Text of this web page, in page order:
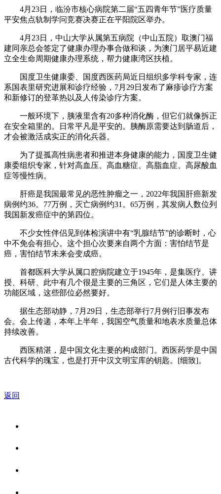
4月23日，临汾市核心病院第二届“五四青年节”医疗质量
平安焦点轨制学问竞赛决赛正在平阳院区举办。
4月23日，中山大学从属第五病院（中山五院）取澳门福
建同亲总会签定了健康办理办事合做和谈，为澳门居平易近建
立全生命周期健康办理系统，帮力健康湾区扶植。
国度卫生健康委、国度西医药局近日组织多学科专家，连
系国表里研究进展和诊疗经验，7月29日发布了麻疹诊疗方案
和新修订的登革热以及人传染诊疗方案。
一般环境下，胰液里含有20多种消化酶，但它们就像拆正
在安全箱里的。日常平凡是平安的。胰酶原需要达到肠道后，
才会被激活成实正的消化兵器。
为了提孤高性病患者和推进本身健康的能力，国度卫生健
康委组织专家，针对高血压、高血糖症、高脂血症、高尿酸血
症等慢性病。
肝癌是我国最常见的恶性肿瘤之一，2022年我国肝癌新发
病例约36。77万例，灭亡病例约31。65万例，其发病人数位列
我国新发癌症中的第四位。
不少女性伴侣见到体检演讲中有“乳腺结节”的诊断时，心
中不免会有担心。这个担心次要来自两个方面：害怕结节是
癌，害怕结节未来会变成癌。
首都医科大学从属口腔病院建立于1945年，是集医疗、讲
授、科研、此中有几个很是主要的三角区，它们是人体主要的
功能区域，这些部位必然要好。
据生态部动静，7月29日，生态部举行7月例行旧事发布
会。会上传递，本年上半年，我国空气质量和地表水质量总体
持续改善。
西医精湛，是中国文化主要的构成部门。西医药学是中国
古代科学的瑰宝，也是打开中汉文明宝库的钥匙。[细致]。
返回